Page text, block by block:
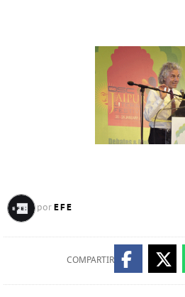
por EFE
COMPARTIR